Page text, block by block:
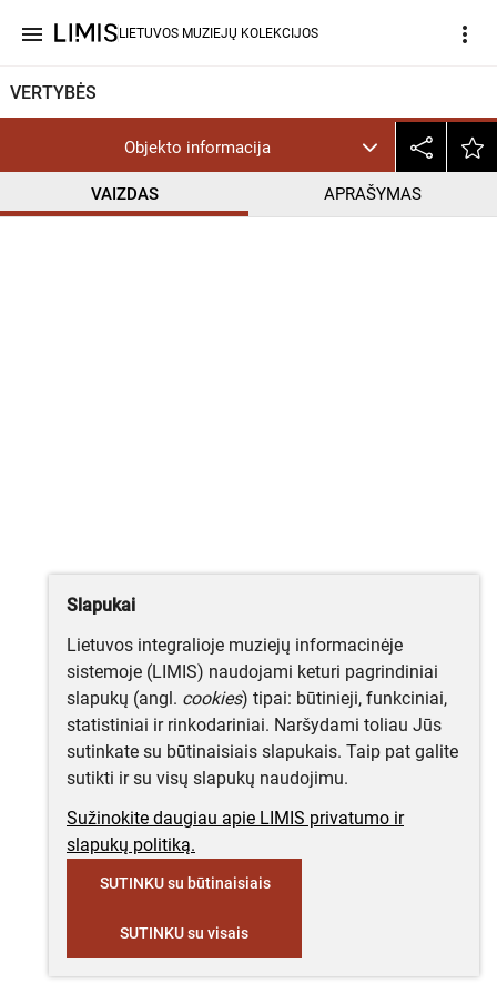
menu LIETUVOS MUZIEJŲ KOLEKCIJOS more_vert
VERTYBĖS
Objekto informacija
VAIZDAS APRAŠYMAS
Slapukai
Lietuvos integralioje muziejų informacinėje
sistemoje (LIMIS) naudojami keturi pagrindiniai
slapukų (angl. cookies) tipai: būtinieji, funkciniai,
statistiniai ir rinkodariniai. Naršydami toliau Jūs
sutinkate su būtinaisiais slapukais. Taip pat galite
sutikti ir su visų slapukų naudojimu.
Sužinokite daugiau apie LIMIS privatumo ir
slapukų politiką.
SUTINKU su būtinaisiais
SUTINKU su visais